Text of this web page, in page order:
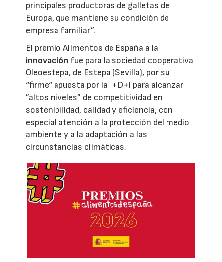
principales productoras de galletas de
Europa, que mantiene su condición de
empresa familiar”.
El premio Alimentos de España a la
innovación fue para la sociedad cooperativa
Oleoestepa, de Estepa (Sevilla), por su
“firme“ apuesta por la I+D+i para alcanzar
”altos niveles” de competitividad en
sostenibilidad, calidad y eficiencia, con
especial atención a la protección del medio
ambiente y a la adaptación a las
circunstancias climáticas.